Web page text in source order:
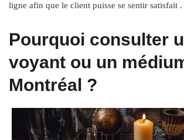
ligne afin que le client puisse se sentir satisfait .
Pourquoi consulter
voyant ou un
Montréal ?